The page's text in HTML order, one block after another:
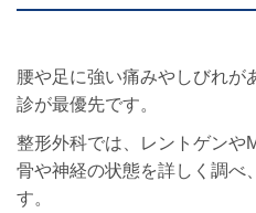
腰や足に強い痛みやしびれが
診が最優先です。
整形外科では、レントゲンや
骨や神経の状態を詳しく調べ
す。